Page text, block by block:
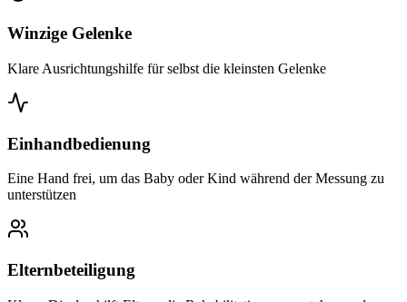
Winzige Gelenke
Klare Ausrichtungshilfe für selbst die kleinsten Gelenke
Einhandbedienung
Eine Hand frei, um das Baby oder Kind während der Messung zu
unterstützen
Elternbeteiligung